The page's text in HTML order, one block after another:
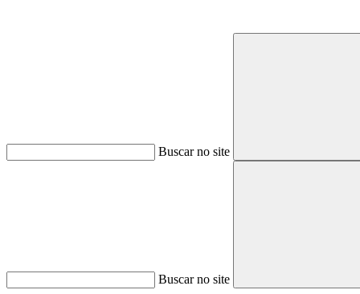
Buscar no site
Buscar no site